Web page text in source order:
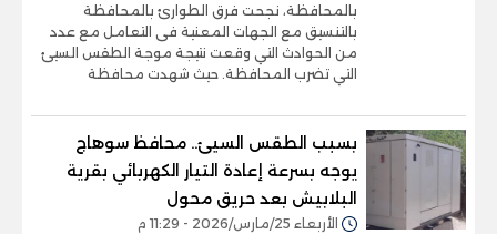
بالمحافظة، نجحت فرق الطوارئ بالمحافظة
بالتنسيق مع الجهات المعنية فى التعامل مع عدد
من الحوادث التي وقعت نتيجة موجة الطقس السيئ
التي تضرب المحافظة. حيث شهدت محافظة
بسبب الطقس السيئ.. محافظ سوهاج
يوجه بسرعة إعادة التيار الكهربائي بقرية
البلابيش بعد حريق محول
الأربعاء 25/مارس/2026 - 11:29 م